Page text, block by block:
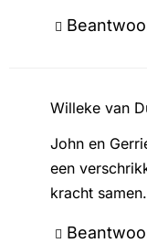
Willeke van
John en
een
kracht